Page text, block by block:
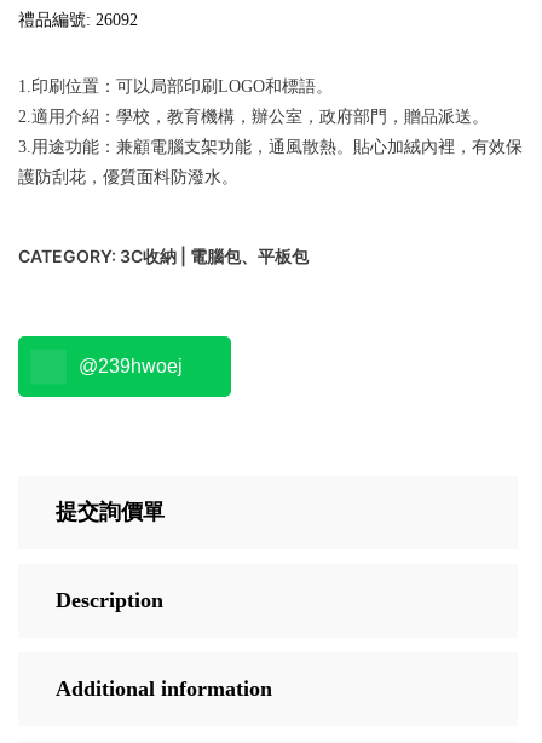
禮品編號: 26092
1.印刷位置：可以局部印刷LOGO和標語。
2.適用介紹：學校，教育機構，辦公室，政府部門，贈品派送。
3.用途功能：兼顧電腦支架功能，通風散熱。貼心加絨內裡，有效保
護防刮花，優質面料防潑水。
CATEGORY: 3C收納 | 電腦包、平板包
@239hwoej
提交詢價單
Description
Additional information